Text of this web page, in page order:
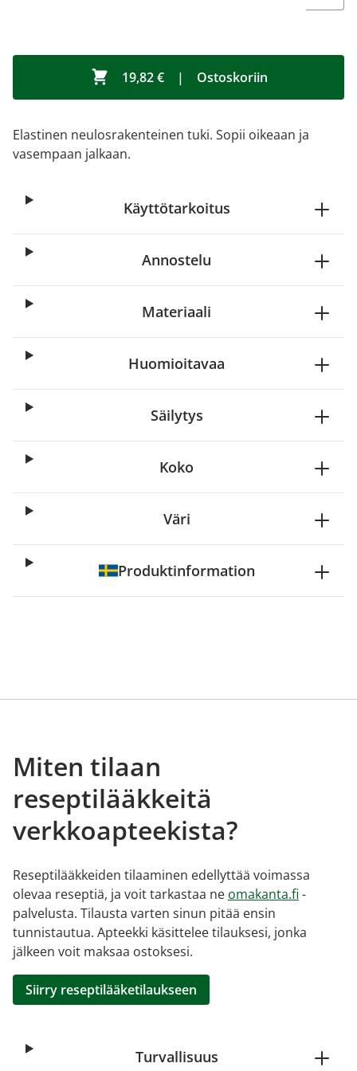
19,82 € | Ostoskoriin
Elastinen neulosrakenteinen tuki. Sopii oikeaan ja
vasempaan jalkaan.
Käyttötarkoitus
Annostelu
Materiaali
Huomioitavaa
Säilytys
Koko
Väri
Produktinformation
Miten tilaan
reseptilääkkeitä
verkkoapteekista?
Reseptilääkkeiden tilaaminen edellyttää voimassa
olevaa reseptiä, ja voit tarkastaa ne omakanta.fi -
palvelusta. Tilausta varten sinun pitää ensin
tunnistautua. Apteekki käsittelee tilauksesi, jonka
jälkeen voit maksaa ostoksesi.
Siirry reseptilääketilaukseen
Turvallisuus